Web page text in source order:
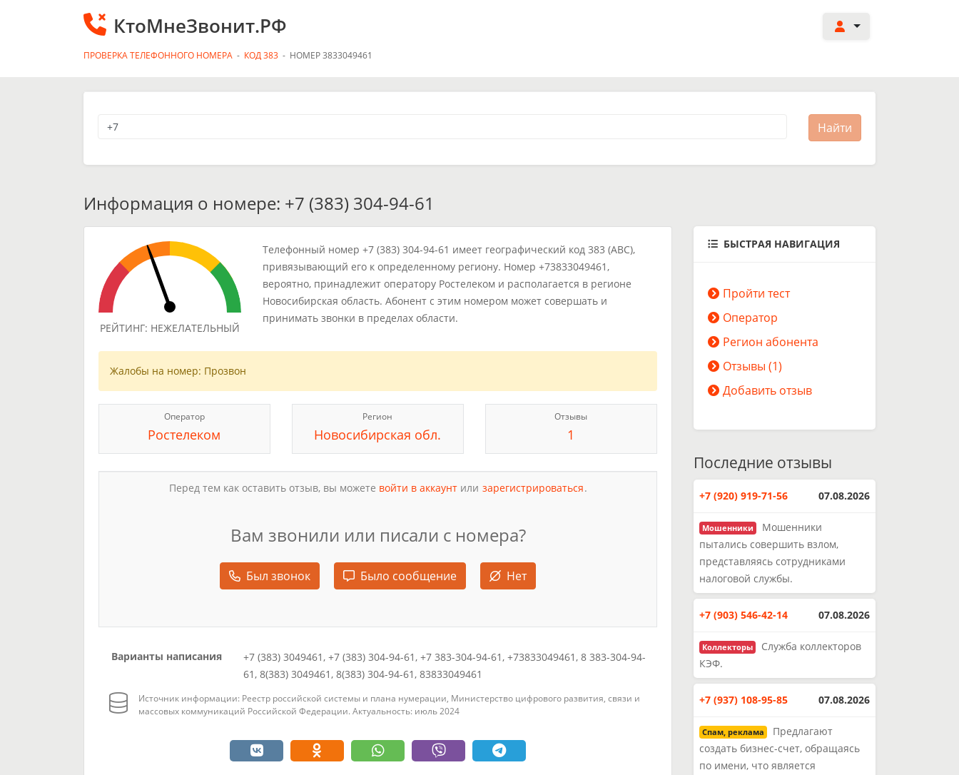
КтоМнеЗвонит.РФ
ПРОВЕРКА ТЕЛЕФОННОГО НОМЕРА - КОД 383 - НОМЕР 3833049461
Информация о номере: +7 (383) 304-94-61
РЕЙТИНГ: НЕЖЕЛАТЕЛЬНЫЙ
Телефонный номер +7 (383) 304-94-61 имеет географический код 383 (ABC),
привязывающий его к определенному региону. Номер +73833049461,
вероятно, принадлежит оператору Ростелеком и располагается в регионе
Новосибирская область. Абонент с этим номером может совершать и
принимать звонки в пределах области.
Жалобы на номер: Прозвон
Оператор
Ростелеком
Регион
Новосибирская обл.
Отзывы
1
Перед тем как оставить отзыв, вы можете войти в аккаунтили зарегистрироваться.
Вам звонили или писали с номера?
Был звонок Было сообщение Нет
Варианты написания
+7 (383) 3049461, +7 (383) 304-94-61, +7 383-304-94-61, +73833049461, 8 383-304-94-
61, 8(383) 3049461, 8(383) 304-94-61, 83833049461
Источник информации: Реестр российской системы и плана нумерации, Министерство цифрового развития, связи и
массовых коммуникаций Российской Федерации. Актуальность: июль 2024
БЫСТРАЯ НАВИГАЦИЯ
Пройти тест
Оператор
Регион абонента
Отзывы (1)
Добавить отзыв
Последние отзывы
+7 (920) 919-71-56 07.08.2026
Мошенники
Мошенники
пытались совершить взлом,
представляясь сотрудниками
налоговой службы.
+7 (903) 546-42-14 07.08.2026
Коллекторы
Служба коллекторов
КЭФ.
+7 (937) 108-95-85 07.08.2026
Спам, реклама
Предлагают
создать бизнес-счет, обращаясь
по имени, что является